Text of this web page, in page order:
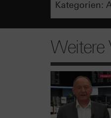
Weitere